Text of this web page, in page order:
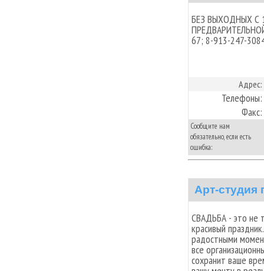
БЕЗ ВЫХОДНЫХ С
67; 8-913-247-
Адрес:
Телефоны:
Факс:
Сообщите нам
обязательно, если есть
ошибка:
Арт-студия
СВАДЬБА - это не
красивый
радостными
все
сохранит ваше